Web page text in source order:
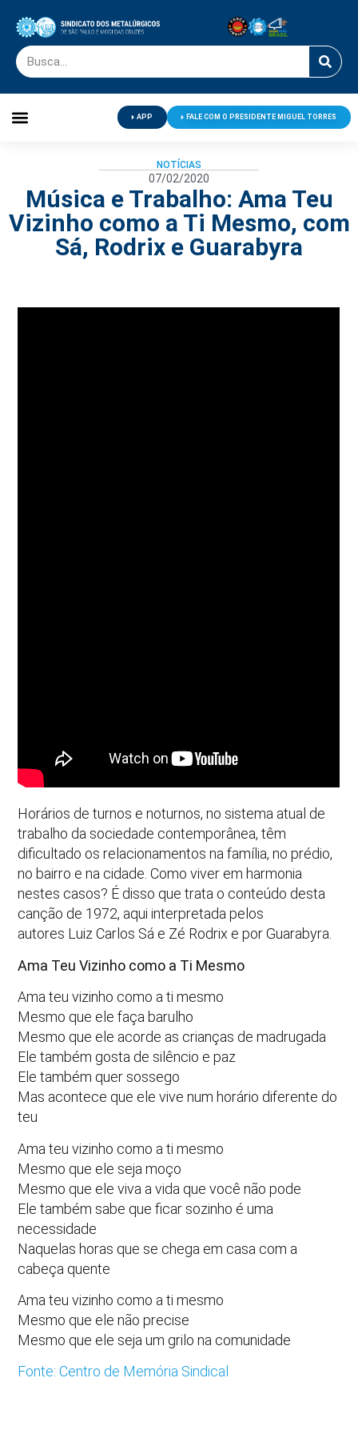
APP FALE COM O PRESIDENTE MIGUEL TORRES
NOTÍCIAS
07/02/2020
Música e Trabalho: Ama Teu
Vizinho como a Ti Mesmo, com
Sá, Rodrix e Guarabyra
Horários de turnos e noturnos, no sistema atual de
trabalho da sociedade contemporânea, têm
dificultado os relacionamentos na família, no prédio,
no bairro e na cidade. Como viver em harmonia
nestes casos? É disso que trata o conteúdo desta
canção de 1972, aqui interpretada pelos
autores Luiz Carlos Sá e Zé Rodrix e por Guarabyra.
Ama Teu Vizinho como a Ti Mesmo
Ama teu vizinho como a ti mesmo
Mesmo que ele faça barulho
Mesmo que ele acorde as crianças de madrugada
Ele também gosta de silêncio e paz
Ele também quer sossego
Mas acontece que ele vive num horário diferente do
teu
Ama teu vizinho como a ti mesmo
Mesmo que ele seja moço
Mesmo que ele viva a vida que você não pode
Ele também sabe que ficar sozinho é uma
necessidade
Naquelas horas que se chega em casa com a
cabeça quente
Ama teu vizinho como a ti mesmo
Mesmo que ele não precise
Mesmo que ele seja um grilo na comunidade
Fonte: Centro de Memória Sindical